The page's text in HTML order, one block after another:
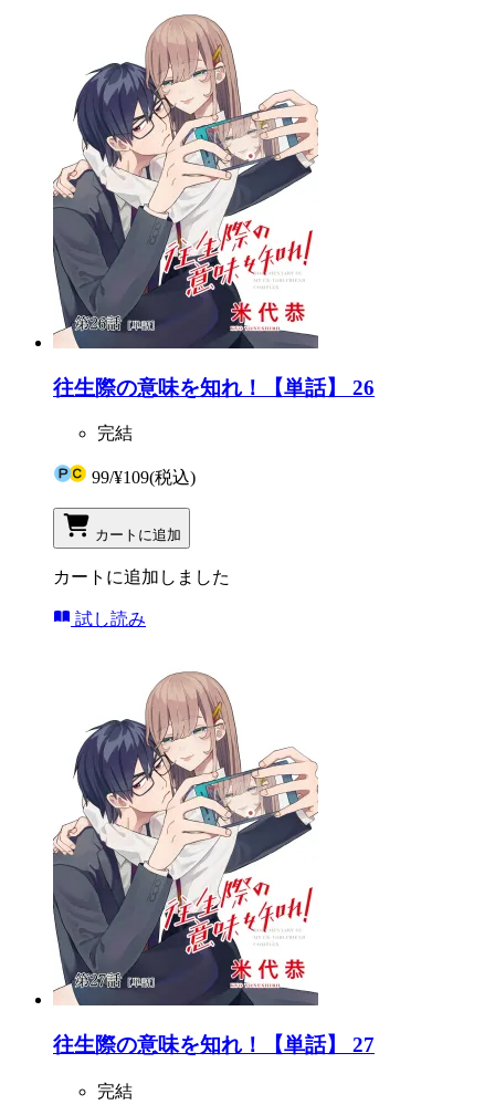
往生際の意味を知れ！【単話】 26
完結
99/¥109(税込)
カートに追加
カートに追加しました
試し読み
往生際の意味を知れ！【単話】 27
完結